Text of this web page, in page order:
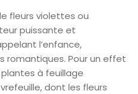
fleurs violettes ou
puissante et
l’enfance,
romantiques. Pour un effet
à feuillage
dont les fleurs